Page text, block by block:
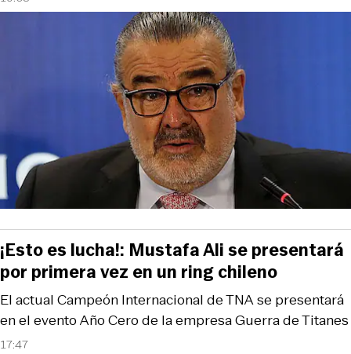
17:47
El actual Campeón Internacional de TNA se presentará
en el evento Año Cero de la empresa Guerra de Titanes
¡Esto es lucha!: Mustafa Ali se presentará
por primera vez en un ring chileno